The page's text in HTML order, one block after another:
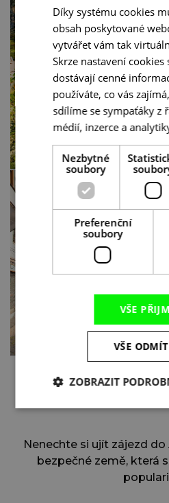
VŠECHNY
Nenechte si ujít zájezd
bezpečné země, která
Díky systému cookies
obsah poskytované
vytvářet vám tak
Skrze nastavení cookies
dostávají cenné
používáte, co vás
sdílíme se sympaťáky z
médií, inzerce a
Nezbytné
soubory
Preferenční
soubory
VŠE
VŠE
ZOBRAZIT